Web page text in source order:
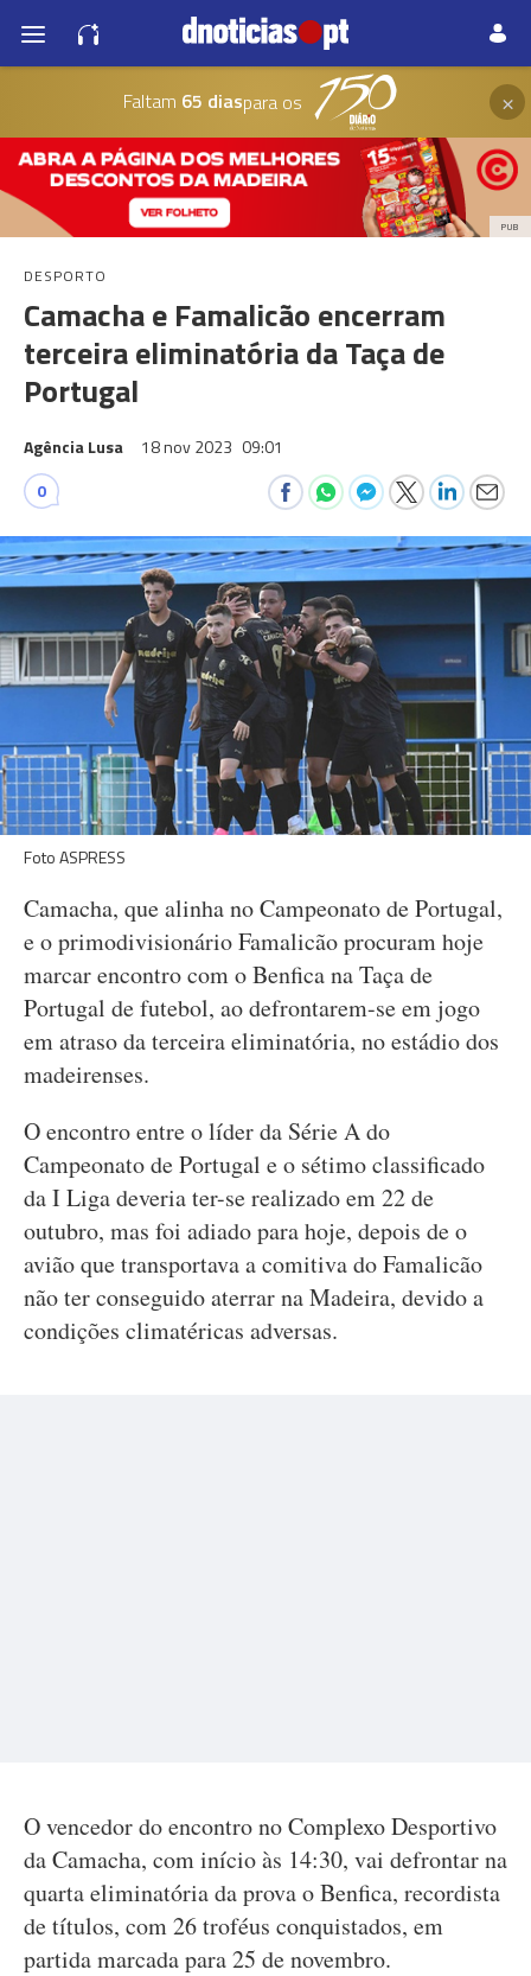
Faltam 65 diaspara os ×
PUB
DESPORTO
Camacha e Famalicão encerram
terceira eliminatória da Taça de
Portugal
Agência Lusa 18 nov 2023 09:01
0
Foto ASPRESS
Camacha, que alinha no Campeonato de Portugal,
e o primodivisionário Famalicão procuram hoje
marcar encontro com o Benfica na Taça de
Portugal de futebol, ao defrontarem-se em jogo
em atraso da terceira eliminatória, no estádio dos
madeirenses.
O encontro entre o líder da Série A do
Campeonato de Portugal e o sétimo classificado
da I Liga deveria ter-se realizado em 22 de
outubro, mas foi adiado para hoje, depois de o
avião que transportava a comitiva do Famalicão
não ter conseguido aterrar na Madeira, devido a
condições climatéricas adversas.
O vencedor do encontro no Complexo Desportivo
da Camacha, com início às 14:30, vai defrontar na
quarta eliminatória da prova o Benfica, recordista
de títulos, com 26 troféus conquistados, em
partida marcada para 25 de novembro.